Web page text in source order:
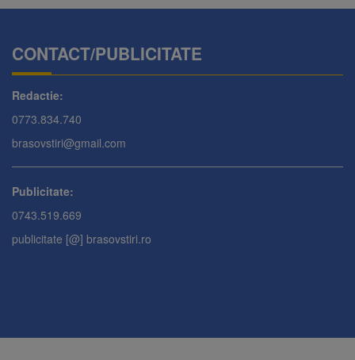
CONTACT/PUBLICITATE
Redactie:
0773.834.740
brasovstiri@gmail.com
Publicitate:
0743.519.669
publicitate [@] brasovstiri.ro